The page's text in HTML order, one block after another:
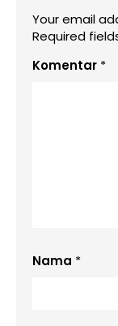
Your email
Required
Komentar *
Nama *